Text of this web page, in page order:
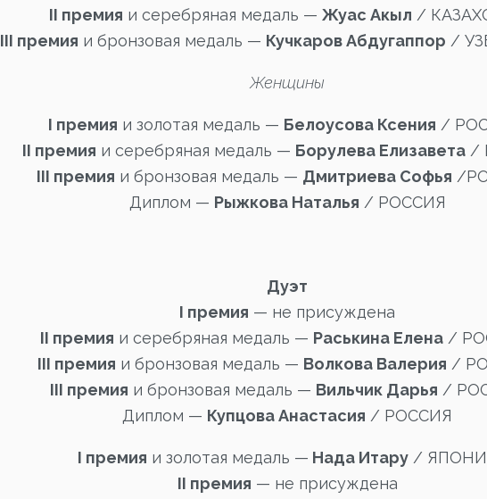
II премия и серебряная медаль — Жуас Акыл /
III премия и бронзовая медаль — Кучкаров Абдугаппор /
Женщины
I премия и золотая медаль — Белоусова Ксения /
II премия и серебряная медаль — Борулева Елизавета /
III премия и бронзовая медаль — Дмитриева Софья /
Диплом — Рыжкова Наталья / РОССИЯ
Дуэт
I премия — не присуждена
II премия и серебряная медаль — Раськина Елена /
III премия и бронзовая медаль — Волкова Валерия /
III премия и бронзовая медаль — Вильчик Дарья /
Диплом — Купцова Анастасия / РОССИЯ
I премия и золотая медаль — Нада Итару/
II премия — не присуждена